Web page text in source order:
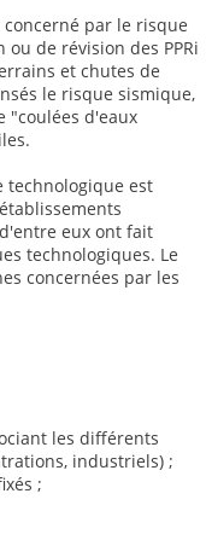
par le risque
de révision des PPRi
et chutes de
le risque sismique,
"coulées d'eaux
technologique est
eux ont fait
technologiques. Le
concernées par les
les différents
industriels) ;
;